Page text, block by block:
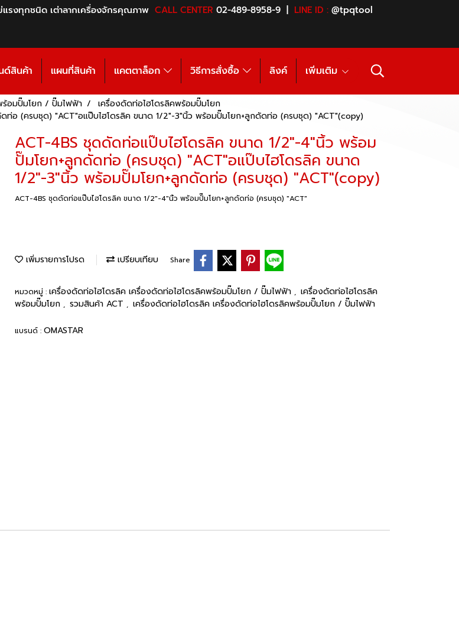
รงทุกชนิด เต่าลากเครื่องจักรคุณภาพ CALL CENTER 02-489-8958-9 | LINE ID : @tpqtool
ด์สินค้า แผนที่สินค้า แคตตาล็อก วิธีการสั่งซื้อ ลิงค์ เพิ่มเติม
ร้อมปั๊มโยก / ปั๊มไฟฟ้า
เครื่องดัดท่อไฮโดรลิคพร้อมปั๊มโยก
อ (ครบชุด) "ACT"อแป๊บไฮโดรลิค ขนาด 1/2"-3"นิ้ว พร้อมปั๊มโยก+ลูกดัดท่อ (ครบชุด) "ACT"(copy)
ACT-4BS ชุดดัดท่อแป๊บไฮโดรลิค ขนาด 1/2"-4"นิ้ว พร้อม
ปั๊มโยก+ลูกดัดท่อ (ครบชุด) "ACT"อแป๊บไฮโดรลิค ขนาด
1/2"-3"นิ้ว พร้อมปั๊มโยก+ลูกดัดท่อ (ครบชุด) "ACT"(copy)
ACT-4BS ชุดดัดท่อแป๊บไฮโดรลิค ขนาด 1/2"-4"นิ้ว พร้อมปั๊มโยก+ลูกดัดท่อ (ครบชุด) "ACT"
เพิ่มรายการโปรด เปรียบเทียบ Share
หมวดหมู่ : เครื่องดัดท่อไฮโดรลิค เครื่องดัดท่อไฮโดรลิคพร้อมปั๊มโยก / ปั๊มไฟฟ้า , เครื่องดัดท่อไฮโดรลิค
พร้อมปั๊มโยก , รวมสินค้า ACT , เครื่องดัดท่อไฮโดรลิค เครื่องดัดท่อไฮโดรลิคพร้อมปั๊มโยก / ปั๊มไฟฟ้า
แบรนด์ : OMASTAR